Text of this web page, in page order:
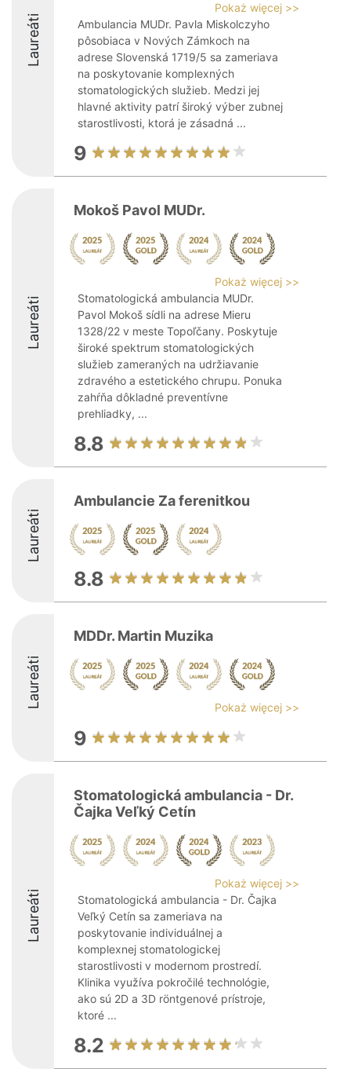
Laureáti
Pokaż więcej >>
Ambulancia MUDr. Pavla Miskolczyho
pôsobiaca v Nových Zámkoch na
adrese Slovenská 1719/5 sa zameriava
na poskytovanie komplexných
stomatologických služieb. Medzi jej
hlavné aktivity patrí široký výber zubnej
starostlivosti, ktorá je zásadná ...
9
Laureáti
Mokoš Pavol MUDr.
Pokaż więcej >>
Stomatologická ambulancia MUDr.
Pavol Mokoš sídli na adrese Mieru
1328/22 v meste Topoľčany. Poskytuje
široké spektrum stomatologických
služieb zameraných na udržiavanie
zdravého a estetického chrupu. Ponuka
zahŕňa dôkladné preventívne
prehliadky, ...
8.8
Laureáti
Ambulancie Za ferenitkou
8.8
Laureáti
MDDr. Martin Muzika
Pokaż więcej >>
9
Laureáti
Stomatologická ambulancia - Dr.
Čajka Veľký Cetín
Pokaż więcej >>
Stomatologická ambulancia - Dr. Čajka
Veľký Cetín sa zameriava na
poskytovanie individuálnej a
komplexnej stomatologickej
starostlivosti v modernom prostredí.
Klinika využíva pokročilé technológie,
ako sú 2D a 3D röntgenové prístroje,
ktoré ...
8.2